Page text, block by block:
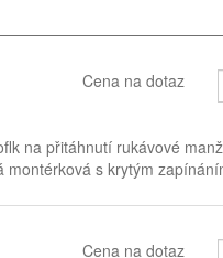
Cena na dotaz
na přitáhnutí rukávové
montérková s krytým
Cena na dotaz